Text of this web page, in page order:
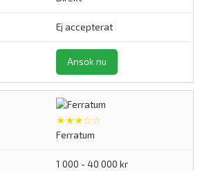
Ej accepterat
Ansök nu
★★★☆☆
Ferratum
1 000 - 40 000 kr